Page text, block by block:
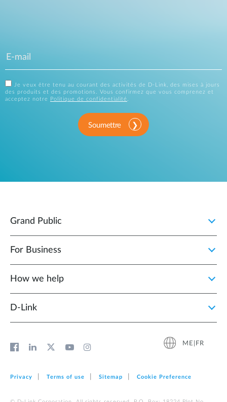
Je veux être tenu au courant des activités de D-Link, des mises à jours
des produits et des promotions. Vous confirmez que vous comprenez et
acceptez notre
Politique de confidentialité.
Soumettre
Grand Public
For Business
How we help
D‑Link
ME|FR
Privacy Terms of use Sitemap Cookie Preference